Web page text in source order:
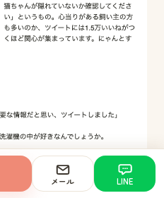
メール LINE